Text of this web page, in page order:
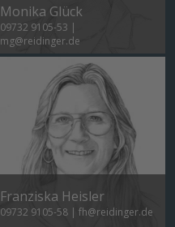
Monika Glück
09732 9105-53 |
mg@reidinger.de
Franziska Heisler
09732 9105-58| fh@reidinger.de